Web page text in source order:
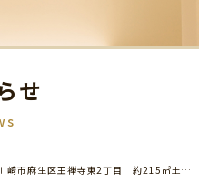
せ
川崎市麻生区王禅寺東2丁目 約215㎡土地（建物あり）の売却（買取）査定のご依頼を承りました